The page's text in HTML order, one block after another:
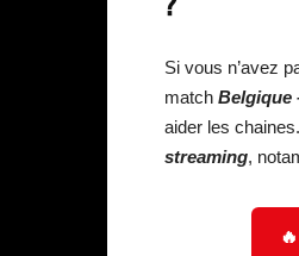
Si vous n’avez
match Belgique
aider les
streaming,